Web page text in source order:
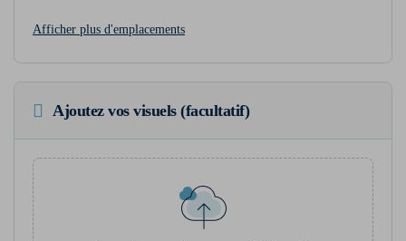
Afficher plus d'emplacements
Ajoutez vos visuels (facultatif)